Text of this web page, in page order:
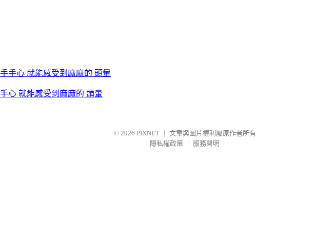
心 就能感受到麻麻的 頭暈
© 2026 PIXNET
文章與圖片權利屬原作者所有
隱私權政策
服務聲明